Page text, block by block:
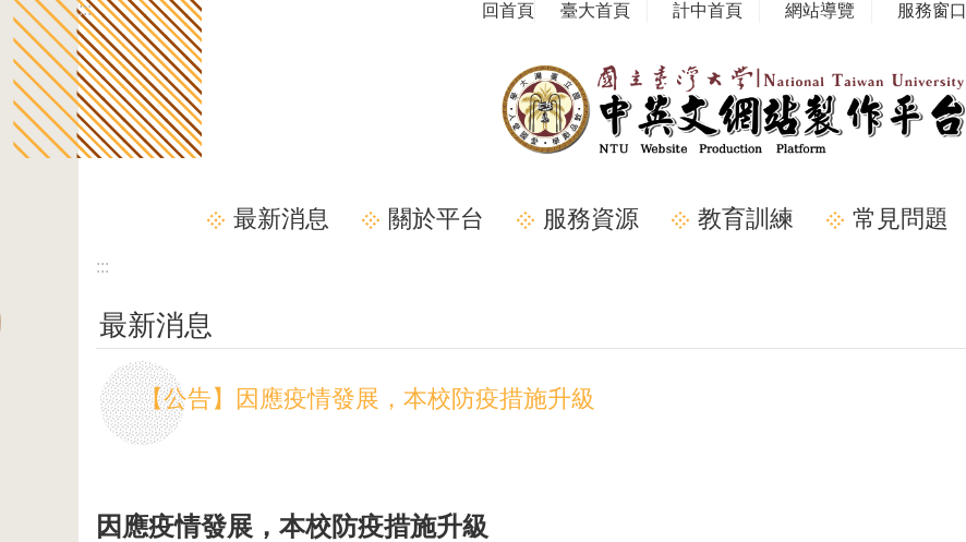
跳到主要內容區塊
::: 回首頁 臺大首頁 計中首頁 網站導覽 服務窗口
最新消息 關於平台 服務資源 教育訓練 常見問題
:::
最新消息
【公告】因應疫情發展，本校防疫措施升級
因應疫情發展，本校防疫措施升級